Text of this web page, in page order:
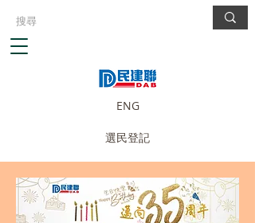
ENG
選民登記